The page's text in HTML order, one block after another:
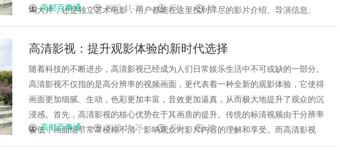
坞大片，还是独立艺术电影，用户都能在这里找到详尽的影片介绍、导演信息、
高邮百事通 2025-11-26 450 10
高清影视：提升观影体验的新时代选择
随着科技的不断进步，高清影视已经成为人们日常娱乐生活中不可或缺的一部分。
高清影视不仅指的是高分辨率的视频画面，更代表着一种全新的观影体验，它使得
画面更加细腻、生动，色彩更加丰富，音效更加逼真，从而极大地提升了观众的沉
浸感。首先，高清影视的核心优势在于其画质的提升。传统的标清视频由于分辨率
较低，画面细节常常模糊不清，影响观众对影片内容的理解和享受。而高清影视
高邮百事通 2025-11-26 450 10